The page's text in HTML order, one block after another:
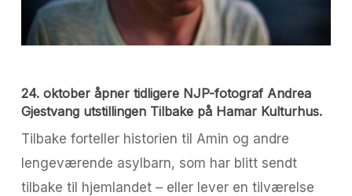
24. oktober åpner tidligere NJP-fotograf Andrea
Gjestvang utstillingen Tilbake på Hamar Kulturhus.
Tilbake forteller historien til Amin og andre
lengeværende asylbarn, som har blitt sendt
tilbake til hjemlandet – eller lever en tilværelse